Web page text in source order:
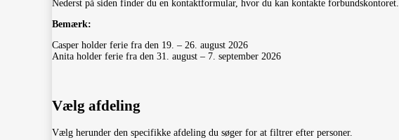
Nederst på siden finder du en kontaktformular, hvor du kan kontakte forbundskontoret.
Bemærk:
Casper holder ferie fra den 19. – 26. august 2026
Anita holder ferie fra den 31. august – 7. september 2026
Vælg afdeling
Vælg herunder den specifikke afdeling du søger for at filtrer efter personer.